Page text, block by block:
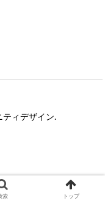
ィデザイン.
索 トップ